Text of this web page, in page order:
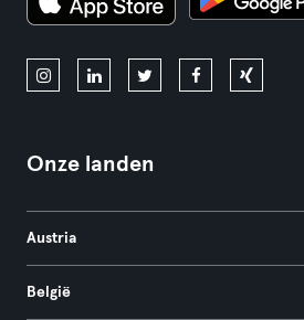
Onze landen
Austria
België